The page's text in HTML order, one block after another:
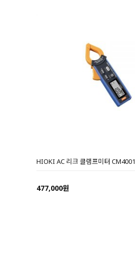
HIOKI AC 리크 클램프미터 CM4001
477,000원